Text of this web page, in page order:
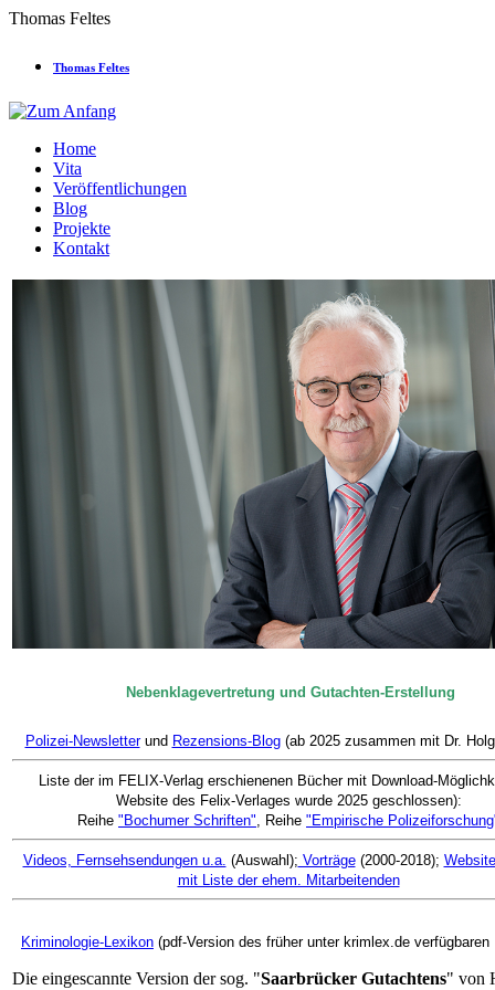
Thomas Feltes
Thomas Feltes
Home
Vita
Veröffentlichungen
Blog
Projekte
Kontakt
Nebenklagevertretung und Gutachten-Erstellung
Polizei-Newsletterund Rezensions-Blog(ab 2025 zusammen mit Dr.
Liste der im FELIX-Verlag erschienenen Bücher mit Download-
Website des Felix-Verlages wurde 2025 geschlossen):
Reihe "Bochumer Schriften" Reihe "Empirische
Videos, Fernsehsendungen u.a. (Auswahl); Vorträge(2000-2018);
mit Liste der ehem. Mitarbeitenden
Kriminologie-Lexikon (pdf-Version des früher unter krimlex.de verfügbaren
Die eingescannte Version der sog. "Saarbrücker Gutachtens" von